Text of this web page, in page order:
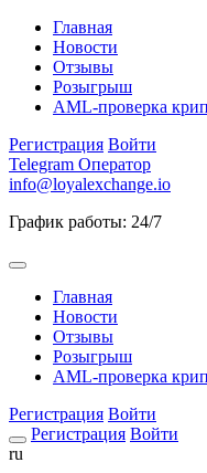
Главная
Новости
Отзывы
Розыгрыш
AML-проверка
Регистрация Войти
Telegram Оператор
info@loyalexchange.io
График работы: 24/7
Главная
Новости
Отзывы
Розыгрыш
AML-проверка
Регистрация Войти
Регистрация Войти
ru